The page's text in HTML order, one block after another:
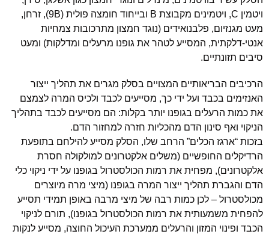
ויטמין C, ויטמינים מקבוצת B ובייחוד חומצה פולית (9B), זרחן,
מעט מגנזיום, פלבנואידים (נוגד חמצון מתרכובות צמחיות
אנטי-דלקתית, המסייע לטהר את גופנו מרעלים ומדלקות) ומעט
סיבים תזונתיים.
הרכיבים הבריאותיים המצויים בסלק מגרים את תהליך ייצור
האנזימים בכבד ועל ידי כך, מסייעים לכבד ולכיס המרה לצמצם
את כמות הרעלים בגופנו יותר בקלות: הם מסייעים לכבד בתהליך
הניקוי ואף סינון הדם מהכליות חזרה למחזור הדם.
בזכות “ארגז הכלים” הרחב שלו, הסלק מסייע להילחם בתופעת
הרדיקלים החופשיים (משלים אלקטרונים למולקולה חסרת
אלקטרונים), מפחית את רמות הכולסטרול בגופנו על ידי ניקוי כלי
הדם והגברת תהליך ייצור המרה בגופנו (מיצי מרה מיוצרים
מכולסטרול – לכן כמות רבה של מיצי מרבה באופן תמידי תסייע
להפחית משמעותית את רמות הכולסטרול בגופנו), תורם לניקוי
הכבד ופינוי המזון והרעלים ממערכת העיכול החוצה, מסייע לנקות